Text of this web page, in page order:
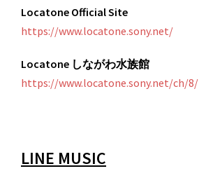
Locatone Official Site
https://www.locatone.sony.net/
Locatone しながわ水族館
https://www.locatone.sony.net/ch/8/
LINE MUSIC